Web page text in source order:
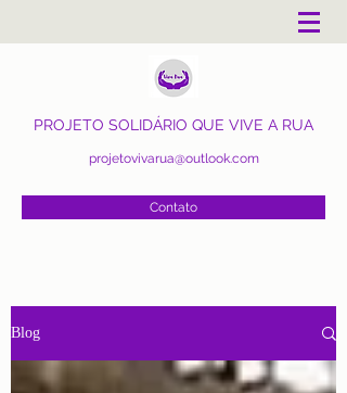
PROJETO SOLIDÁRIO QUE VIVE A RUA
projetovivarua@outlook.com
Contato
Blog